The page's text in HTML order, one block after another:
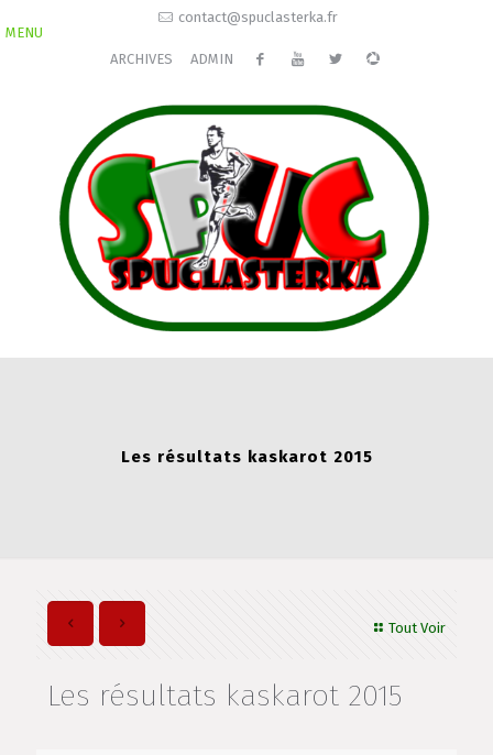
contact@spuclasterka.fr
ARCHIVES ADMIN
MENU
Les résultats kaskarot 2015
Tout Voir
Les résultats kaskarot 2015